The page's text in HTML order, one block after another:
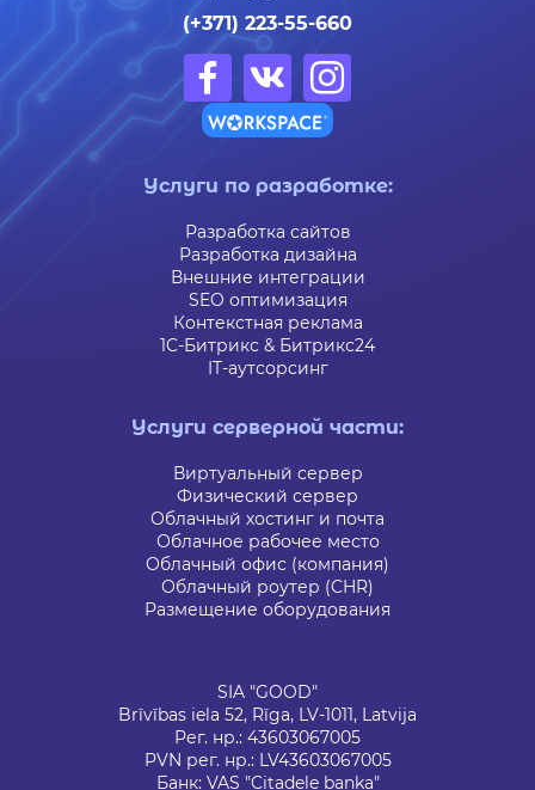
(+371) 223-55-660
Услуги по разработке:
Разработка сайтов
Разработка дизайна
Внешние интеграции
SEO оптимизация
Контекстная реклама
1C-Битрикс & Битрикс24
IT-аутсорcинг
Услуги серверной части:
Виртуальный сервер
Физический сервер
Облачный хостинг и почта
Облачное рабочее место
Облачный офис (компания)
Облачный роутер (CHR)
Размещение оборудования
SIA "GOOD"
Brīvības iela 52, Rīga, LV-1011, Latvija
Рег. нр.: 43603067005
PVN рег. нр.: LV43603067005
Банк: VAS "Citadele banka"